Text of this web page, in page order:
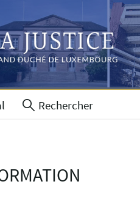
Rechercher